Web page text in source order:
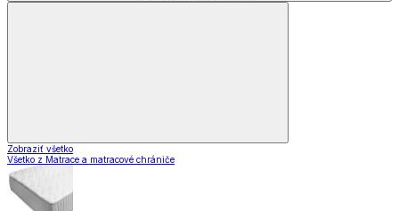
Zobraziť všetko
Všetko z Matrace a matracové chrániče